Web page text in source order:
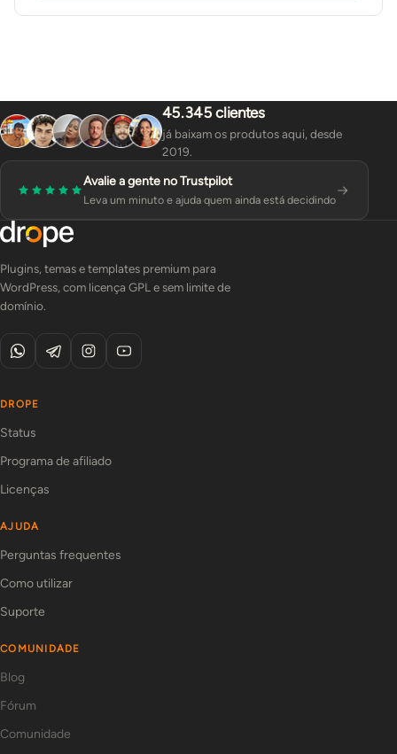
45.345 clientes
já baixam os produtos aqui, desde
2019.
Avalie a gente no Trustpilot
Leva um minuto e ajuda quem ainda está decidindo
Plugins, temas e templates premium para
WordPress, com licença GPL e sem limite de
domínio.
DROPE
Status
Programa de afiliado
Licenças
AJUDA
Perguntas frequentes
Como utilizar
Suporte
COMUNIDADE
Blog
Fórum
Comunidade